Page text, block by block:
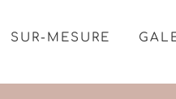
SUR-MESURE